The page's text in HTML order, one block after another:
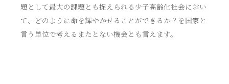
題として最大の課題とも捉えられる少子高齢化社会におい
て、どのように命を輝やかせることができるか？を国家と
言う単位で考えるまたとない機会とも言えます。